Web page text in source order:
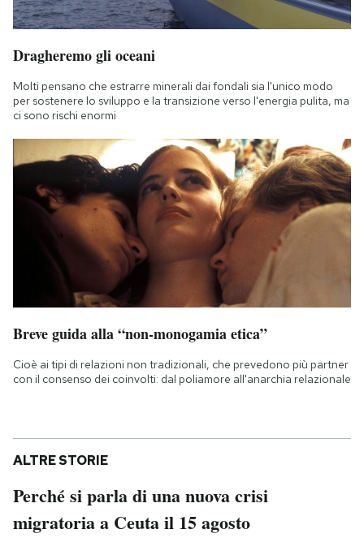
Dragheremo gli oceani
Molti pensano che estrarre minerali dai fondali sia l'unico modo
per sostenere lo sviluppo e la transizione verso l'energia pulita, ma
ci sono rischi enormi
Breve guida alla “non-monogamia etica”
Cioè ai tipi di relazioni non tradizionali, che prevedono più partner
con il consenso dei coinvolti: dal poliamore all'anarchia relazionale
ALTRE STORIE
Perché si parla di una nuova crisi
migratoria a Ceuta il 15 agosto